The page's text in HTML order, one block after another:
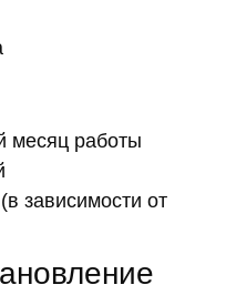
месяц работы
зависимости от